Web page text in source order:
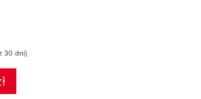
30 dni)